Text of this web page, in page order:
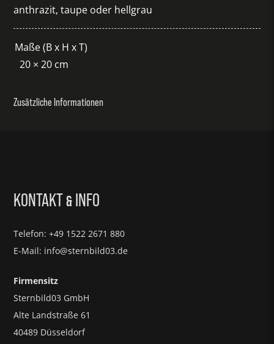
anthrazit, taupe oder hellgrau
Maße (B x H x T)
20 × 20 cm
Zusätzliche Informationen
KONTAKT& INFO
Telefon: +49 1522 2671 880
E-Mail: info@sternbild03.de
Firmensitz
Sternbild03 GmbH
Alte Landstraße 61
40489 Düsseldorf